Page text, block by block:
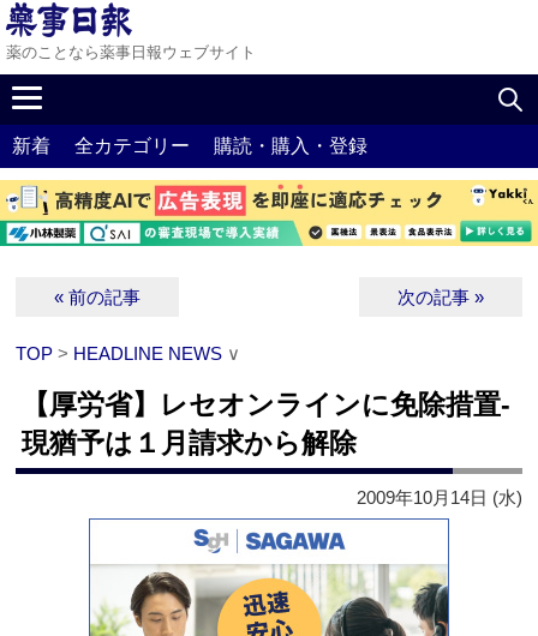
薬のことなら薬事日報ウェブサイト
新着 全カテゴリー 購読・購入・登録
« 前の記事 次の記事 »
TOP > HEADLINE NEWS ∨
【厚労省】レセオンラインに免除措置‐
現猶予は１月請求から解除
2009年10月14日 (水)